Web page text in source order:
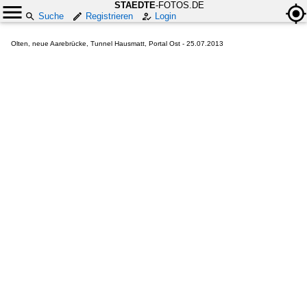
STAEDTE-FOTOS.DE
Suche
Registrieren Login
Olten, neue Aarebrücke, Tunnel Hausmatt, Portal Ost - 25.07.2013